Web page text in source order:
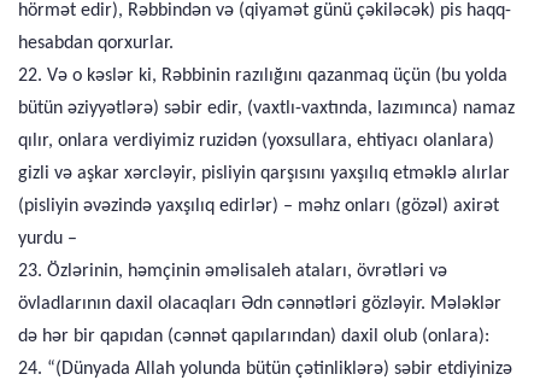
hörmət edir), Rəbbindən və (qiyamət günü çəkiləcək) pis haqq-
hesabdan qorxurlar.
22. Və o kəslər ki, Rəbbinin razılığını qazanmaq üçün (bu yolda
bütün əziyyətlərə) səbir edir, (vaxtlı-vaxtında, lazımınca) namaz
qılır, onlara verdiyimiz ruzidən (yoxsullara, ehtiyacı olanlara)
gizli və aşkar xərcləyir, pisliyin qarşısını yaxşılıq etməklə alırlar
(pisliyin əvəzində yaxşılıq edirlər) – məhz onları (gözəl) axirət
yurdu –
23. Özlərinin, həmçinin əməlisaleh ataları, övrətləri və
övladlarının daxil olacaqları Ədn cənnətləri gözləyir. Mələklər
də hər bir qapıdan (cənnət qapılarından) daxil olub (onlara):
24. “(Dünyada Allah yolunda bütün çətinliklərə) səbir etdiyinizə